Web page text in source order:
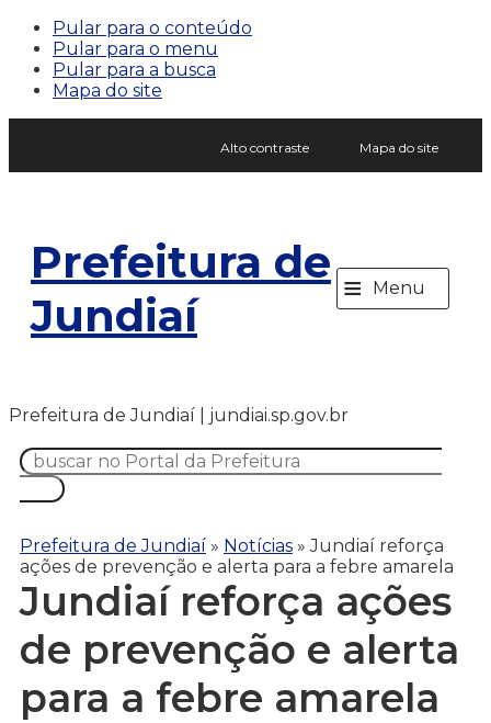
Pular para o conteúdo
Pular para o menu
Pular para a busca
Mapa do site
Alto contraste Mapa do site
Prefeitura de
Jundiaí
≡ Menu
Prefeitura de Jundiaí | jundiai.sp.gov.br
Prefeitura de Jundiaí » Notícias »Jundiaí reforça
ações de prevenção e alerta para a febre amarela
Jundiaí reforça ações
de prevenção e alerta
para a febre amarela